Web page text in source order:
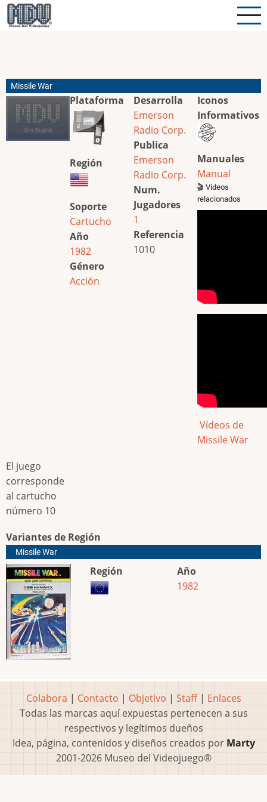
Pasar
al
Missile War
Plataforma
Región
Soporte
Cartucho
Año
1982
Género
Acción
Desarrolla
Emerson
Radio Corp.
Publica
Emerson
Radio Corp.
Num.
Jugadores
1
Referencia
1010
Iconos
Informativos
Manuales
Manual
🎬 Videos
relacionados
Vídeos de
Missile War
El juego
corresponde
al cartucho
número 10
Variantes de Región
Missile War
Región
Año
1982
Colabora | Contacto | Objetivo | Staff| Enlaces
Todas las marcas aquí expuestas pertenecen a sus
respectivos y legítimos dueños
Idea, página, contenidos y diseños creados por Marty
2001-2026 Museo del Videojuego®